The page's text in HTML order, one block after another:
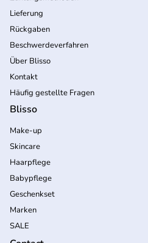
Lieferung
Rückgaben
Beschwerdeverfahren
Über Blisso
Kontakt
Häufig gestellte Fragen
Blisso
Make-up
Skincare
Haarpflege
Babypflege
Geschenkset
Marken
SALE